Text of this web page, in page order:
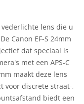
lens die u
Canon EF-S 24mm
dat speciaal is
met een APS-C
maakt deze lens
voor discrete straat-,
biedt een